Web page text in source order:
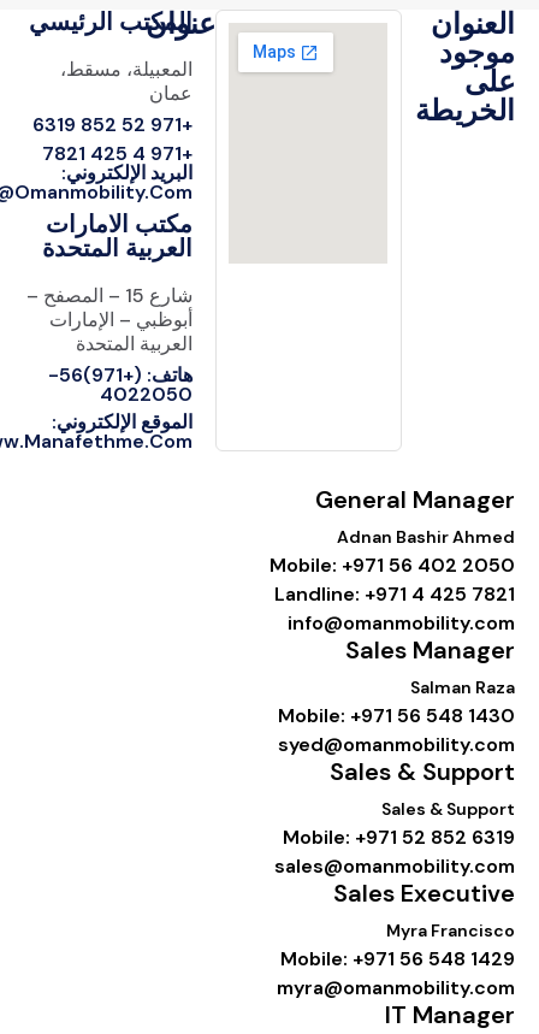
عنوان
المكتب الرئيسي
المعبيلة، مسقط،
عمان
البريد الإلكتروني:
Info@omanmobility.com
مكتب الامارات
العربية المتحدة
شارع 15 – المصفح –
أبوظبي – الإمارات
العربية المتحدة
هاتف: (+971)56-
4022050
الموقع الإلكتروني:
Www.manafethme.com
General
Adnan Bashir
Mobile: +971 56 402
Landline: +971 4 425
Sales
Salman
Mobile: +971 56 548
Sales &
Sales &
Mobile: +971 52 852
Sales
Myra
Mobile: +971 56 548
IT